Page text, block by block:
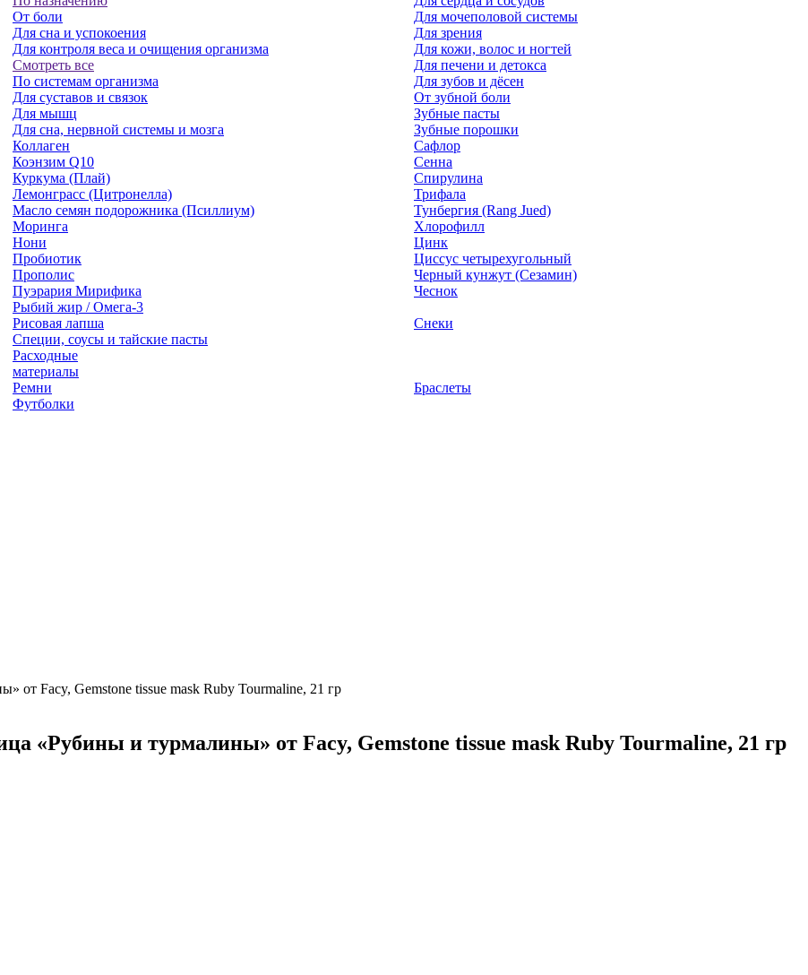
От боли
Для сна и успокоения
Для контроля веса и очищения организма
Смотреть все
По системам организма
Для суставов и связок
Для мышц
Для сна, нервной системы и мозга
Для мочеполовой системы
Для зрения
Для кожи, волос и ногтей
Для печени и детокса
Для зубов и дёсен
От зубной боли
Зубные пасты
Зубные порошки
Коллаген
Коэнзим Q10
Куркума (Плай)
Лемонграсс (Цитронелла)
Масло семян подорожника (Псиллиум)
Моринга
Нони
Пробиотик
Прополис
Пуэрария Мирифика
Рыбий жир / Омега-3
Сафлор
Сенна
Спирулина
Трифала
Тунбергия (Rang Jued)
Хлорофилл
Цинк
Циссус четырехугольный
Черный кунжут (Сезамин)
Чеснок
Рисовая лапша
Специи, соусы и тайские пасты
Снеки
Расходные
материалы
Ремни
Футболки
Браслеты
от Facy, Gemstone tissue mask Ruby Tourmaline, 21 гр
«Рубины и турмалины» от Facy, Gemstone tissue mask Ruby Tourmaline, 21 гр